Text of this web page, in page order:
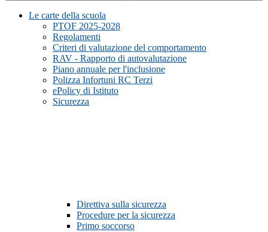
Le carte della scuola
PTOF 2025-2028
Regolamenti
Criteri di valutazione del comportamento
RAV - Rapporto di autovalutazione
Piano annuale per l'inclusione
Polizza Infortuni RC Terzi
ePolicy di Istituto
Sicurezza
Direttiva sulla sicurezza
Procedure per la sicurezza
Primo soccorso